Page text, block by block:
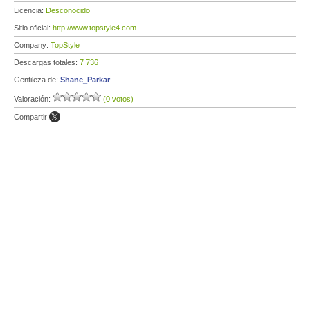
Licencia: Desconocido
Sitio oficial: http://www.topstyle4.com
Company: TopStyle
Descargas totales: 7 736
Gentileza de: Shane_Parkar
Valoración: (0 votos)
Compartir: